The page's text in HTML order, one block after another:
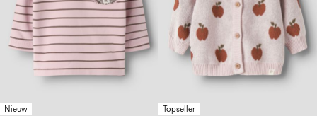
Nieuw Topseller